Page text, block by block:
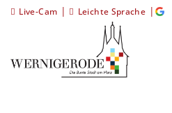
Live-Cam | Leichte Sprache |